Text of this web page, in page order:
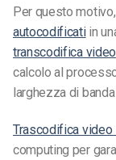
Per questo
autocodificatiin
transcodifica video
calcolo al
larghezza di
Trascodifica video
computing per